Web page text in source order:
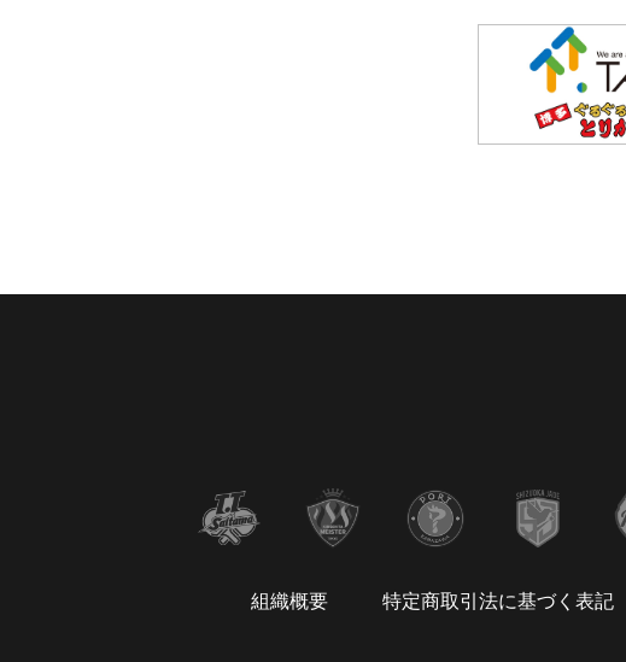
組織概要 特定商取引法に基づく表記